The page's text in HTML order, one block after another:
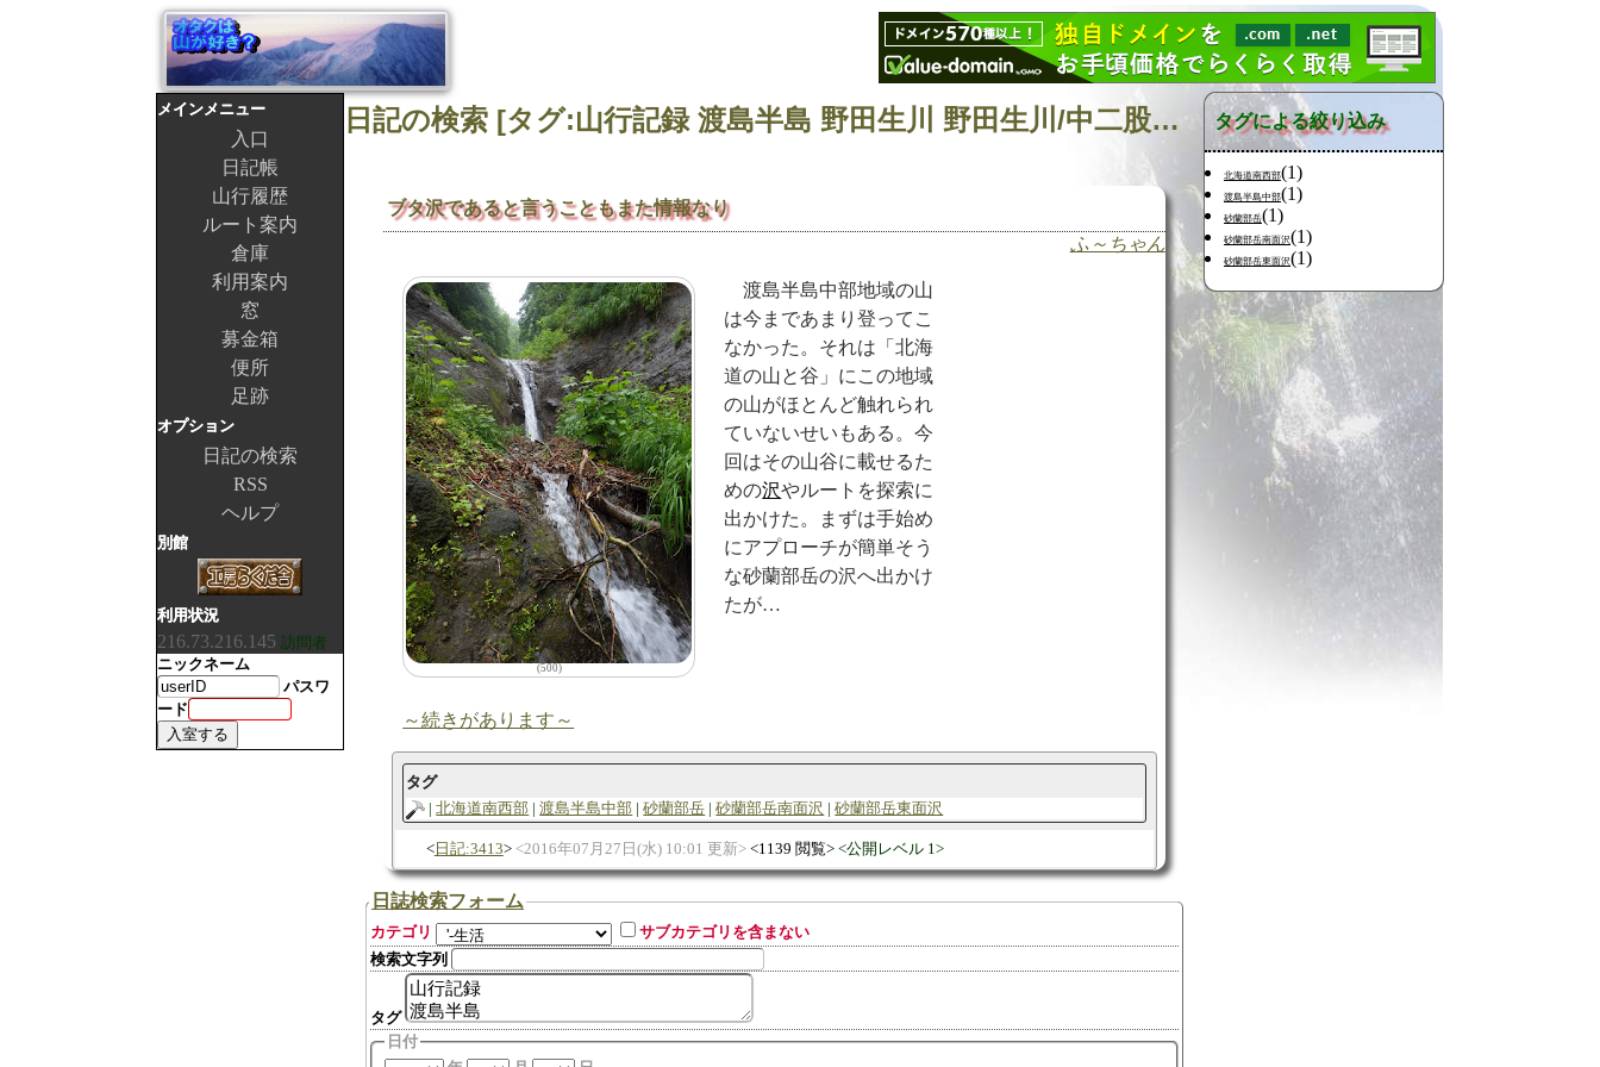
日記の検索 [タグ:山行記録 渡島半島 野田生川 野田生川/中二股川] 01～01(01件中)
ブタ沢であると言うこともまた情報なり
ふ～ちゃん
(500)
渡島半島中部地域の山
は今まであまり登ってこ
なかった。それは「北海
道の山と谷」にこの地域
の山がほとんど触れられ
ていないせいもある。今
回はその山谷に載せるた
めの沢やルートを探索に
出かけた。まずは手始め
にアプローチが簡単そう
な砂蘭部岳の沢へ出かけ
たが…
～続きがあります～
タグ
北海道南西部
渡島半島中部 砂蘭部岳 砂蘭部岳南面沢 砂蘭部岳東面沢
日記:3413 2016年07月27日(水) 10:01 更新 1139 閲覧 公開レベル 1
日誌検索フォーム
カテゴリ
サブカテゴリを含まない
検索文字列
タグ
日付
タグによる絞り込み
北海道南西部(1)
渡島半島中部(1)
砂蘭部岳(1)
砂蘭部岳南面沢(1)
砂蘭部岳東面沢(1)
メインメニュー
入口
日記帳
山行履歴
ルート案内
倉庫
利用案内
窓
募金箱
便所
足跡
オプション
日記の検索
RSS
ヘルプ
別館
利用状況
216.73.216.145 訪問者
ニックネーム
パスワ
ード